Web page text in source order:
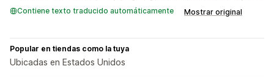
Contiene texto traducido automáticamente Mostrar original
Popular en tiendas como la tuya
Ubicadas en Estados Unidos